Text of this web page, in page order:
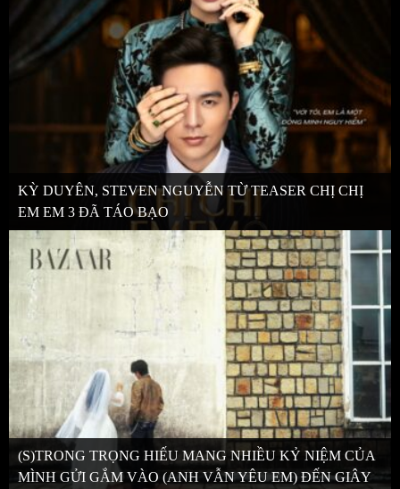
KỲ DUYÊN, STEVEN NGUYỄN TỪ TEASER CHỊ CHỊ
EM EM 3 ĐÃ TÁO BẠO
(S)TRONG TRỌNG HIẾU MANG NHIỀU KỶ NIỆM CỦA
MÌNH GỬI GẮM VÀO (ANH VẪN YÊU EM) ĐẾN GIÂY